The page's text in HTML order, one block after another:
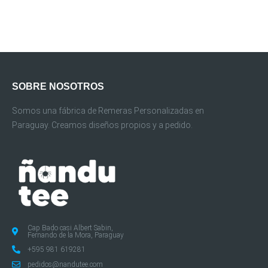
SOBRE NOSOTROS
Somos una fábrica de Remeras Personalizadas en
Paraguay. Creamos diseños propios y a pedido.
Cap Bado casi Albert Sabin,
Fernando de la Mora, Paraguay
+595 981 619281
pedidos@nandutee.com